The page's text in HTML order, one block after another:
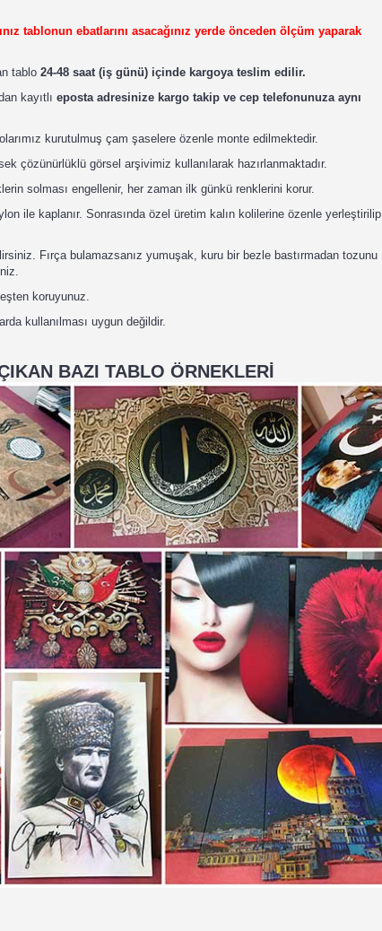
tablonun ebatlarını asacağınız yerde önceden ölçüm yaparak
tablo 24-48 saat (iş günü) içinde kargoya teslim edilir.
kayıtlı eposta adresinize kargo takip ve cep telefonunuza aynı
kurutulmuş çam şaselere özenle monte edilmektedir.
çözünürlüklü görsel arşivimiz kullanılarak hazırlanmaktadır.
solması engellenir, her zaman ilk günkü renklerini korur.
ile kaplanır. Sonrasında özel üretim kalın kolilerine özenle yerleştirilip
Fırça bulamazsanız yumuşak, kuru bir bezle bastırmadan tozunu
koruyunuz.
kullanılması uygun değildir.
BAZI TABLO ÖRNEKLERİ